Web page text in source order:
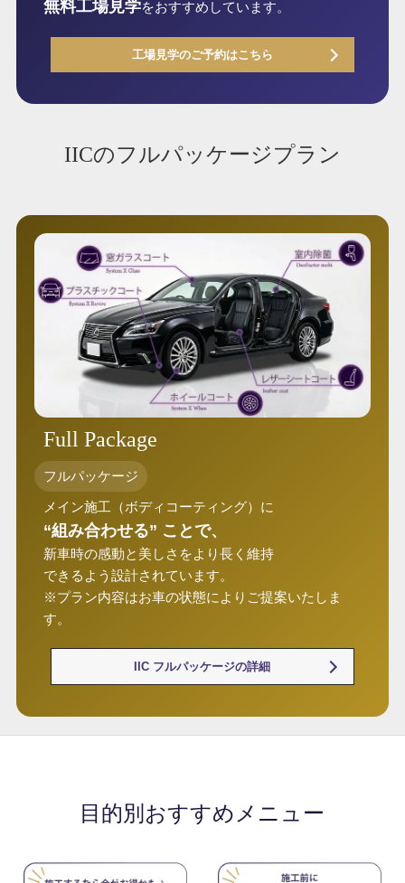
無料工場見学をおすすめしています。
工場見学のご予約はこちら
IICのフルパッケージプラン
Full Package
フルパッケージ
メイン施工（ボディコーティング）に
“組み合わせる” ことで、
新車時の感動と美しさをより長く維持
できるよう設計されています。
※プラン内容はお車の状態によりご提案いたしま
す。
IIC フルパッケージの詳細
目的別おすすめメニュー